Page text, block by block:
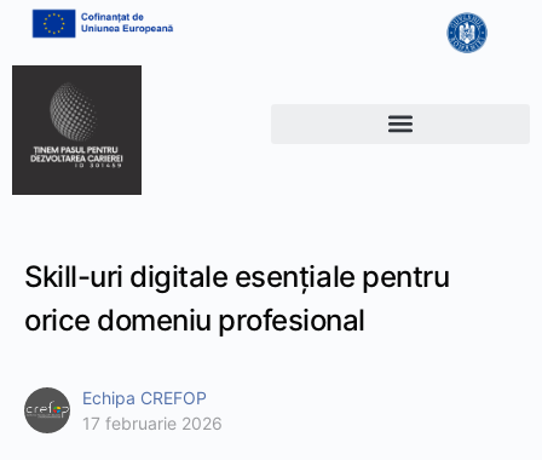
Skill-uri digitale esențiale pentru
orice domeniu profesional
Echipa CREFOP
17 februarie 2026